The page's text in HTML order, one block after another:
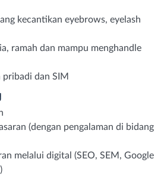
kecantikan eyebrows, eyelash
ramah dan mampu menghandle
dan SIM
(dengan pengalaman di bidang
melalui digital (SEO, SEM, Google